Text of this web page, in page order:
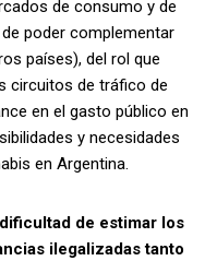
de consumo y de
poder complementar
países), del rol que
circuitos de tráfico de
en el gasto público en
y necesidades
en Argentina.
de estimar los
ilegalizadas tanto